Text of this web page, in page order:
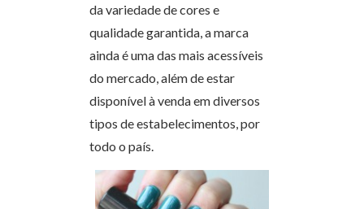
da variedade de cores e
qualidade garantida, a marca
ainda é uma das mais acessíveis
do mercado, além de estar
disponível à venda em diversos
tipos de estabelecimentos, por
todo o país.